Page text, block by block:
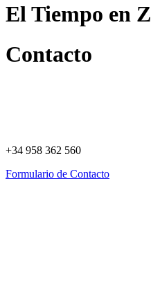
El Tiempo en
Contacto
+34 958 362 560
Formulario de Contacto